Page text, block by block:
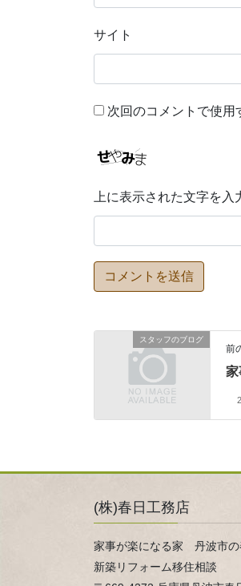
サイト
次回のコメントで使用
上に表示された文字を入
スタッフのブログ
前
家
(株)春日工務店
家事が楽になる家 丹波市の
新築リフォーム移住相談